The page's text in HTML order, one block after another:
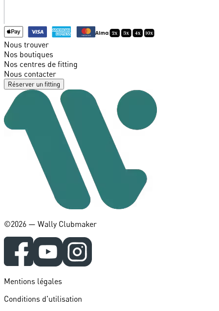
Nous trouver
Nos boutiques
Nos centres de fitting
Nous contacter
Réserver un fitting
©️2026 — Wally Clubmaker
Mentions légales
Conditions d'utilisation